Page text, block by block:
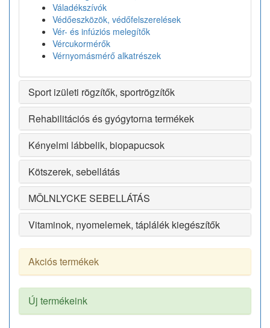
Váladékszívók
Védőeszközök, védőfelszerelések
Vér- és infúziós melegítők
Vércukormérők
Vérnyomásmérő alkatrészek
Sport izületi rögzítők, sportrögzítők
Rehabilitációs és gyógytorna termékek
Kényelmi lábbelik, biopapucsok
Kötszerek, sebellátás
MÖLNLYCKE SEBELLÁTÁS
Vitaminok, nyomelemek, táplálék kiegészítők
Akciós termékek
Új termékeink